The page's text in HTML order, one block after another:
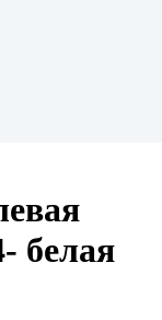
белая